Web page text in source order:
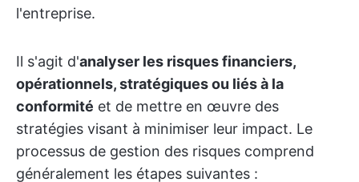
l'entreprise.
Il s'agit d'analyser les risques financiers,
opérationnels, stratégiques ou liés à la
conformité et de mettre en œuvre des
stratégies visant à minimiser leur impact. Le
processus de gestion des risques comprend
généralement les étapes suivantes :